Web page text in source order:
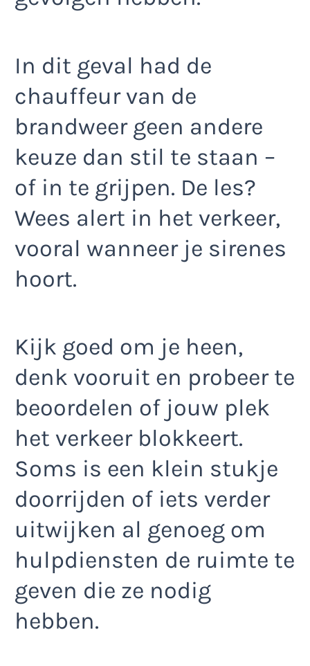
In dit geval had de
chauffeur van de
brandweer geen andere
keuze dan stil te staan –
of in te grijpen. De les?
Wees alert in het verkeer,
vooral wanneer je sirenes
hoort.
Kijk goed om je heen,
denk vooruit en probeer te
beoordelen of jouw plek
het verkeer blokkeert.
Soms is een klein stukje
doorrijden of iets verder
uitwijken al genoeg om
hulpdiensten de ruimte te
geven die ze nodig
hebben.